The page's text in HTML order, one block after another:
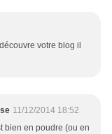
votre blog il
11/12/2014 18:52
bien en poudre (ou en